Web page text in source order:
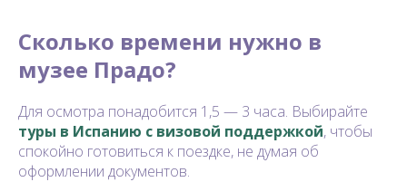
Сколько времени нужно в
музее Прадо?
Для осмотра понадобится 1,5 — 3 часа. Выбирайте
туры в Испанию с визовой поддержкой, чтобы
спокойно готовиться к поездке, не думая об
оформлении документов.